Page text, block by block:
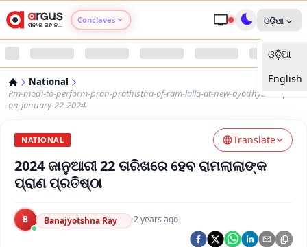
Conclaves
Argus Nari Shakti
Argus Health Connect
Argus Chalo Dekhein Apna Desh
ଓଡ଼ିଆ
ଓଡ଼ିଆ
English
National
Pm-modi-to-perform-pran-prathistha-of-ram-lalla-at-new-ayodhya-temple-
on-january-22-2024
NATIONAL Translate
2024 ଜାନୁଆରୀ 22 ତାରିଖରେ ହେବ ରାମଲାଲାଙ୍କ
ପ୍ରାଣ ପ୍ରତିଷ୍ଠା
B Banajyotshna Ray ·2 years ago